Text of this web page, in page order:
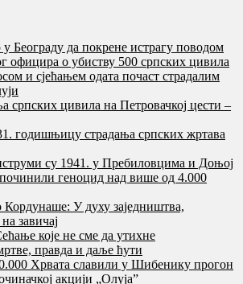
Београду да покрене истрагу поводом
официра о убиству 500 српских цивила
и сјећањем одата почаст страдалим
српских цивила на Петровачкој цести –
годишњицу страдања српских жртава
су 1941. у Пребиловцима и Доњој
геноцид над више од 4.000
У духу заједништва,
завичај
које не сме да утихне
правда и даље ћути
Хрвата славили у Шибенику прогон
акцији „Олуја”